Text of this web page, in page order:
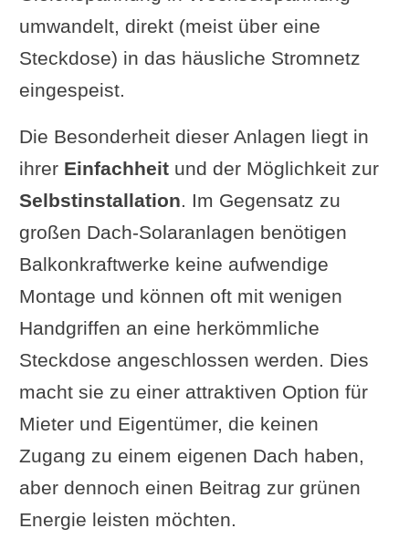
umwandelt, direkt (meist über eine
Steckdose) in das häusliche Stromnetz
eingespeist.
Die Besonderheit dieser Anlagen liegt in
ihrer Einfachheitund der Möglichkeit zur
Selbstinstallation. Im Gegensatz zu
großen Dach-Solaranlagen benötigen
Balkonkraftwerke keine aufwendige
Montage und können oft mit wenigen
Handgriffen an eine herkömmliche
Steckdose angeschlossen werden. Dies
macht sie zu einer attraktiven Option für
Mieter und Eigentümer, die keinen
Zugang zu einem eigenen Dach haben,
aber dennoch einen Beitrag zur grünen
Energie leisten möchten.